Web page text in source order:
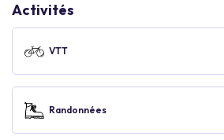
Activités
VTT
Randonnées